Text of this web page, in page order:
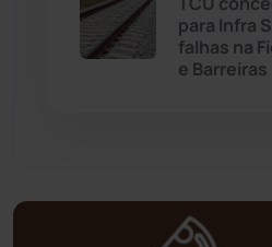
Palmas de Monte Alto
para Infra
falhas na
e Barreiras